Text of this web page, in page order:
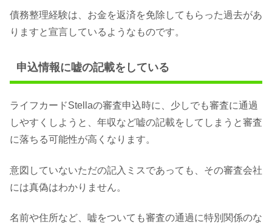
債務整理経験は、お金を返済を免除してもらった過去があ
りますと宣言しているようなものです。
申込情報に嘘の記載をしている
ライフカードStellaの審査申込時に、少しでも審査に通過
しやすくしようと、年収など嘘の記載をしてしまうと審査
に落ちる可能性が高くなります。
意図していないただの記入ミスであっても、その審査会社
には真偽はわかりません。
名前や住所など、嘘をついても審査の通過に特別関係のな